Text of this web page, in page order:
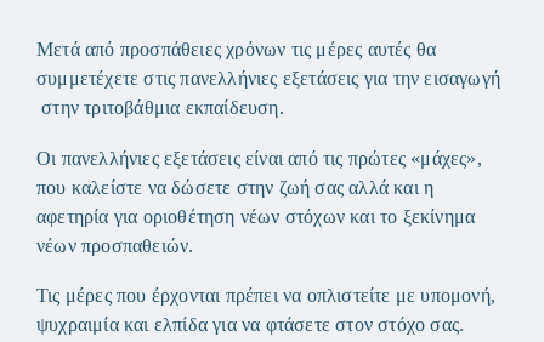
Μετά από προσπάθειες χρόνων τις μέρες αυτές θα
συμμετέχετε στις πανελλήνιες εξετάσεις για την εισαγωγή
στην τριτοβάθμια εκπαίδευση.
Οι πανελλήνιες εξετάσεις είναι από τις πρώτες «μάχες»,
που καλείστε να δώσετε στην ζωή σας αλλά και η
αφετηρία για οριοθέτηση νέων στόχων και το ξεκίνημα
νέων προσπαθειών.
Τις μέρες που έρχονται πρέπει να οπλιστείτε με υπομονή,
ψυχραιμία και ελπίδα για να φτάσετε στον στόχο σας.